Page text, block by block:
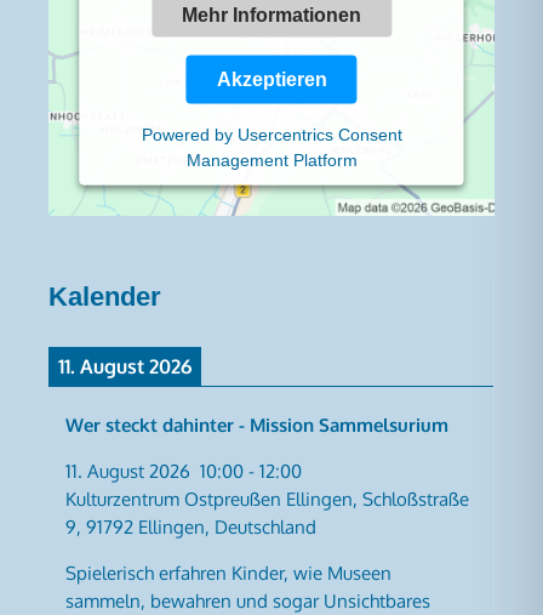
Mehr Informationen
Akzeptieren
Powered by Usercentrics Consent
Management Platform
Kalender
11. August 2026
Wer steckt dahinter - Mission Sammelsurium
11. August 2026 10:00 -12:00
Kulturzentrum Ostpreußen Ellingen, Schloßstraße
9, 91792 Ellingen, Deutschland
Spielerisch erfahren Kinder, wie Museen
sammeln, bewahren und sogar Unsichtbares